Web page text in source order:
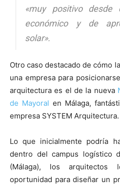
«muy positivo
económico y de
solar».
Otro caso destacado de cómo
una empresa para
arquitectura es el de la nueva
de Mayoral en Málaga,
empresa SYSTEM Arquitectura.
Lo que inicialmente podría
dentro del campus logístico
(Málaga), los
oportunidad para diseñar un